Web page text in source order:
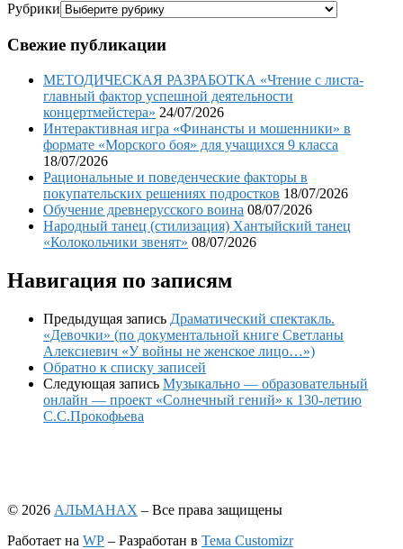
Рубрики
Свежие публикации
МЕТОДИЧЕСКАЯ РАЗРАБОТКА «Чтение с листа-
главный фактор успешной деятельности
концертмейстера» 24/07/2026
Интерактивная игра «Финансты и мошенники» в
формате «Морского боя» для учащихся 9 класса
18/07/2026
Рациональные и поведенческие факторы в
покупательских решениях подростков 18/07/2026
Обучение древнерусского воина 08/07/2026
Народный танец (стилизация) Хантыйский танец
«Колокольчики звенят» 08/07/2026
Навигация по записям
Предыдущая запись Драматический спектакль.
«Девочки» (по документальной книге Светланы
Алексиевич «У войны не женское лицо…»)
Обратно к списку записей
Следующая запись Музыкально — образовательный
онлайн — проект «Солнечный гений» к 130-летию
С.С.Прокофьева
© 2026 АЛЬМАНАХ – Все права защищены
Работает на WP – Разработан в Тема Customizr